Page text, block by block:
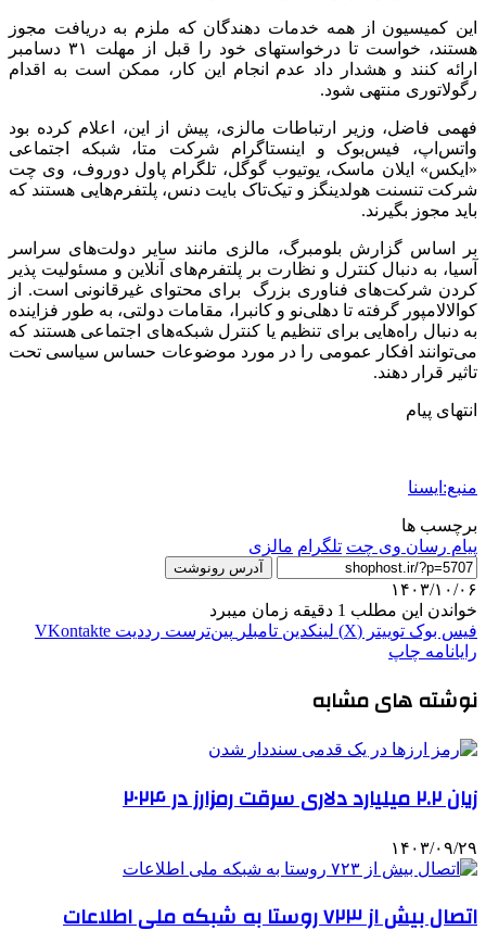
این کمیسیون از همه خدمات دهندگان که ملزم به دریافت مجوز
هستند، خواست تا درخواستهای خود را قبل از مهلت ۳۱ دسامبر
ارائه کنند و هشدار داد عدم انجام این کار، ممکن است به اقدام
رگولاتوری منتهی شود.
فهمی فاضل، وزیر ارتباطات مالزی، پیش از این، اعلام کرده بود
واتس‌اپ، فیس‌بوک و اینستاگرام شرکت متا، شبکه اجتماعی
«ایکس» ایلان ماسک، یوتیوب گوگل، تلگرام پاول دوروف، وی چت
شرکت تنسنت هولدینگز و تیک‌تاک بایت دنس، پلتفرم‌هایی هستند که
باید مجوز بگیرند.
بر اساس گزارش بلومبرگ، مالزی مانند سایر دولت‌های سراسر
آسیا، به دنبال کنترل و نظارت بر پلتفرم‌های آنلاین و مسئولیت پذیر
کردن شرکت‌های فناوری بزرگ برای محتوای غیرقانونی است. از
کوالالامپور گرفته تا دهلی‌نو و کانبرا، مقامات دولتی، به طور فزاینده
به دنبال راه‌هایی برای تنظیم یا کنترل شبکه‌های اجتماعی هستند که
می‌توانند افکار عمومی را در مورد موضوعات حساس سیاسی تحت
تاثیر قرار دهند.
انتهای پیام
منبع:ایسنا
برچسب ها
پیام رسان وی چت تلگرام مالزی
آدرس رونوشت
۱۴۰۳/۱۰/۰۶
خواندن این مطلب 1 دقیقه زمان میبرد
فیس بوک توییتر (X) لینکدین ‫تامبلر ‫پین‌ترست ‫رددیت ‫VKontakte
رایانامه چاپ
نوشته های مشابه
زیان ۲.۲ میلیارد دلاری سرقت رمزارز در ۲۰۲۴
۱۴۰۳/۰۹/۲۹
اتصال بیش از ۷۲۳ روستا به شبکه ملی اطلاعات